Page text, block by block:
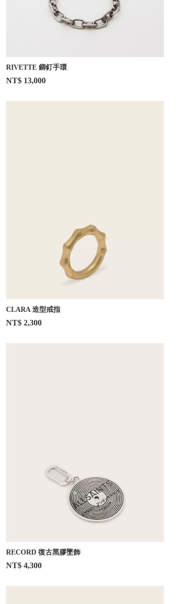
RIVETTE 鉚釘手環
NT$ 13,000
CLARA 造型戒指
NT$ 2,300
RECORD 復古黑膠墜飾
NT$ 4,300